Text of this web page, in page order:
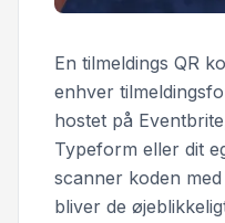
En tilmeldings QR
enhver
hostet på
Typeform eller dit
scanner koden
bliver de